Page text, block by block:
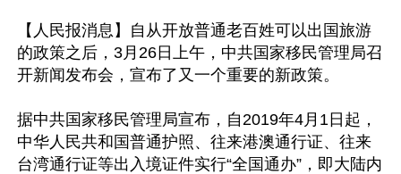
【人民报消息】自从开放普通老百姓可以出国旅游
的政策之后，3月26日上午，中共国家移民管理局召
开新闻发布会，宣布了又一个重要的新政策。
据中共国家移民管理局宣布，自2019年4月1日起，
中华人民共和国普通护照、往来港澳通行证、往来
台湾通行证等出入境证件实行“全国通办”，即大陆内